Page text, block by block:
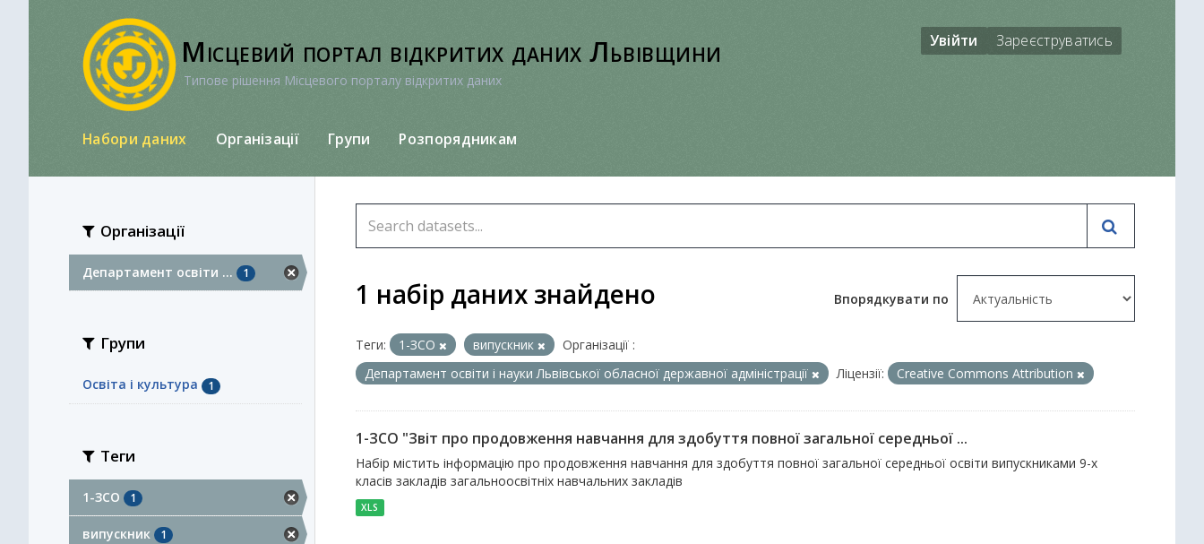
Місцевий портал відкритих даних Львівщини
Типове рішення Місцевого порталу відкритих даних
Увійти Зареєструватись
Набори даних Організації Групи Розпорядникам
Організації
Департамент освіти ... 1
Групи
Освіта і культура 1
Теги
1-ЗСО 1
випускник 1
Впорядкувати по
1 набір даних знайдено
Теги: 1-ЗСО випускник
Організації :
Департамент освіти і науки Львівської обласної державної адміністрації
Ліцензії: Creative Commons Attribution
1-ЗСО "Звіт про продовження навчання для здобуття повної загальної середньої ...
Набір містить інформацію про продовження навчання для здобуття повної загальної середньої освіти випускниками 9-х
класів закладів загальноосвітніх навчальних закладів
XLS